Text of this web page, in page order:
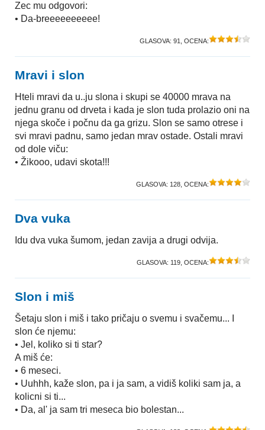
Zec mu odgovori:
• Da-breeeeeeeeee!
GLASOVA: 91 , OCENA:
Mravi i slon
Hteli mravi da u..ju slona i skupi se 40000 mrava na
jednu granu od drveta i kada je slon tuda prolazio oni na
njega skoče i počnu da ga grizu. Slon se samo otrese i
svi mravi padnu, samo jedan mrav ostade. Ostali mravi
od dole viču:
• Žikooo, udavi skota!!!
GLASOVA: 128 , OCENA:
Dva vuka
Idu dva vuka šumom, jedan zavija a drugi odvija.
GLASOVA: 119 , OCENA:
Slon i miš
Šetaju slon i miš i tako pričaju o svemu i svačemu... I
slon će njemu:
• Jel, koliko si ti star?
A miš će:
• 6 meseci.
• Uuhhh, kaže slon, pa i ja sam, a vidiš koliki sam ja, a
kolicni si ti...
• Da, al' ja sam tri meseca bio bolestan...